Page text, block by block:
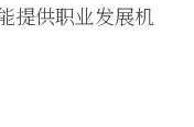
提供职业发展机